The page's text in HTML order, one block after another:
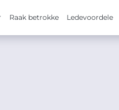
Raak betrokke Ledevoordele